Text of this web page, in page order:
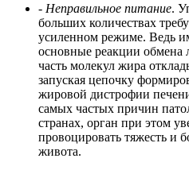
- Неправильное питание.
больших количествах
усиленном режиме. Ведь
основные реакции
часть молекул жира
запуская цепочку
жировой дистрофии
самых частых причин
странах, орган при этом
провоцировать тяжесть и
живота.